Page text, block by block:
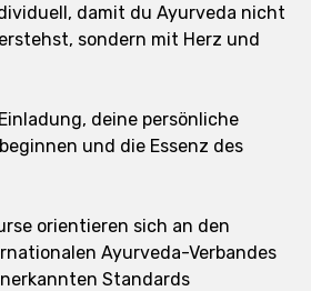
damit du Ayurveda nicht
sondern mit Herz und
deine persönliche
und die Essenz des
orientieren sich an den
Ayurveda-Verbandes
Standards